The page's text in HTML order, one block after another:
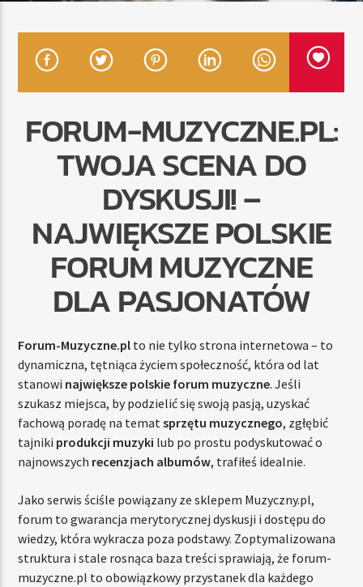
TERAZ
RADIO STREFA MUZY
Radio Strefa Muzy
FORUM-MUZYCZNE.PL:
TWOJA SCENA DO
DYSKUSJI! –
NAJWIĘKSZE POLSKIE
FORUM MUZYCZNE
DLA PASJONATÓW
Forum-Muzyczne.pl to nie tylko strona internetowa – to
dynamiczna, tętniąca życiem społeczność, która od lat
stanowi największe polskie forum muzyczne. Jeśli
szukasz miejsca, by podzielić się swoją pasją, uzyskać
fachową poradę na tematsprzętu muzycznego, zgłębić
tajniki produkcji muzyki lub po prostu podyskutować o
najnowszych recenzjach albumów, trafiłeś idealnie.
Jako serwis ściśle powiązany ze sklepem Muzyczny.pl,
forum to gwarancja merytorycznej dyskusji i dostępu do
wiedzy, która wykracza poza podstawy. Zoptymalizowana
struktura i stale rosnąca baza treści sprawiają, że forum-
muzyczne.pl to obowiązkowy przystanek dla każdego